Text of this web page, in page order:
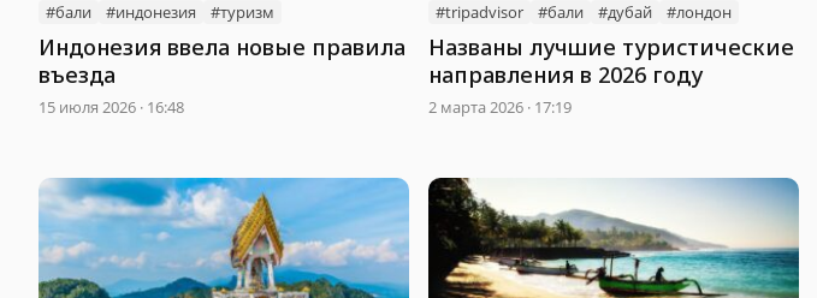
#бали #индонезия #туризм
Индонезия ввела новые правила
въезда
15 июля 2026 · 16:48
#tripadvisor #бали #дубай #лондон
Названы лучшие туристические
направления в 2026 году
2 марта 2026 · 17:19